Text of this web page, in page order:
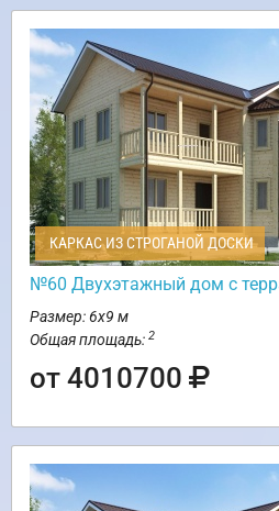
КАРКАС ИЗ СТРОГАНОЙ ДОСКИ
№60 Двухэтажный дом с
Размер: 6х9 м
Общая площадь: 2
от 4010700